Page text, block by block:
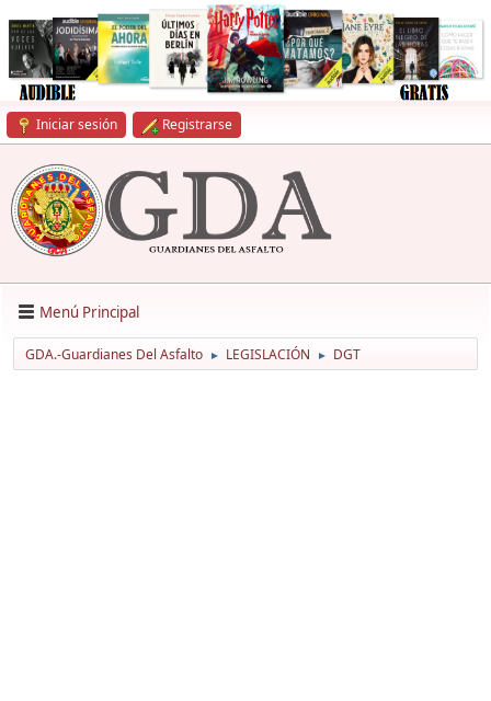
Iniciar sesión Registrarse
Menú Principal
GDA.-Guardianes Del Asfalto ► LEGISLACIÓN ► DGT